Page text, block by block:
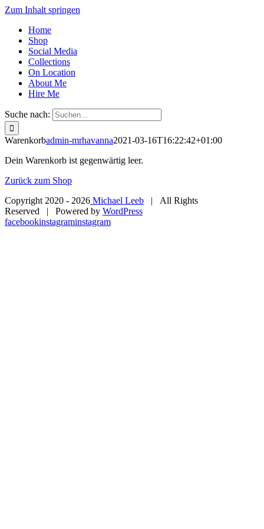
Zum Inhalt springen
Home
Shop
Social Media
Collections
On Location
About Me
Hire Me
Suche nach:
Warenkorbadmin-mrhavanna2021-03-16T16:22:42+01:00
Dein Warenkorb ist gegenwärtig leer.
Zurück zum Shop
Copyright 2020 - 2026 Michael Leeb | All Rights
Reserved | Powered by WordPress
facebookinstagraminstagram